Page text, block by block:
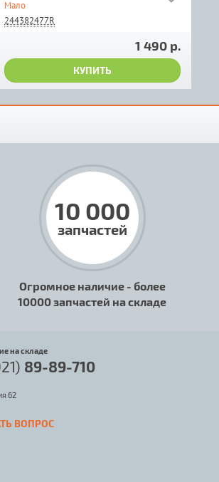
Мало
244382477R
1 490 р.
КУПИТЬ
10 000
запчастей
Огромное наличие - более
10000 запчастей на складе
на складе
89-89-710
62
ВОПРОС